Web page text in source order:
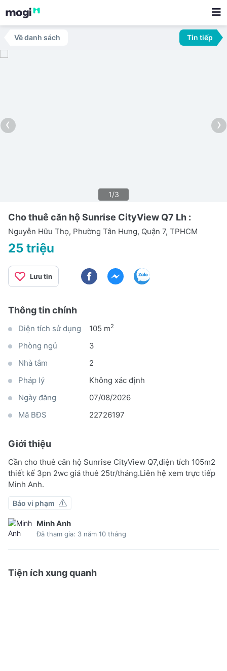
Về danh sách Tin tiếp
‹ ›
1/3
Cho thuê căn hộ Sunrise CityView Q7 Lh :
Nguyễn Hữu Thọ, Phường Tân Hưng, Quận 7, TPHCM
25 triệu
Lưu tin
Thông tin chính
Diện tích sử dụng 105 m2
Phòng ngủ
3
Nhà tắm
2
Pháp lý
Không xác định
Ngày đăng
07/08/2026
Mã BĐS
22726197
Giới thiệu
Cần cho thuê căn hộ Sunrise CityView Q7,diện tích 105m2
thiết kế 3pn 2wc giá thuê 25tr/tháng.Liên hệ xem trực tiếp
Minh Anh.
Báo vi phạm
Minh Anh
Đã tham gia: 3 năm 10 tháng
Tiện ích xung quanh